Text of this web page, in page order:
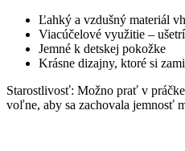
Ľahký a vzdušný materiál
Viacúčelové využitie –
Jemné k detskej pokožke
Krásne dizajny, ktoré si
Starostlivosť: Možno prať v
voľne, aby sa zachovala jemnosť